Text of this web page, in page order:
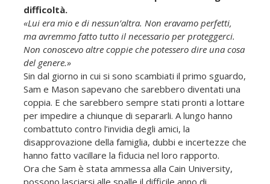
difficoltà.
«Lui era mio e di nessun’altra. Non eravamo perfetti,
ma avremmo fatto tutto il necessario per proteggerci.
Non conoscevo altre coppie che potessero dire una cosa
del genere.»
Sin dal giorno in cui si sono scambiati il primo sguardo,
Sam e Mason sapevano che sarebbero diventati una
coppia. E che sarebbero sempre stati pronti a lottare
per impedire a chiunque di separarli. A lungo hanno
combattuto contro l’invidia degli amici, la
disapprovazione della famiglia, dubbi e incertezze che
hanno fatto vacillare la fiducia nel loro rapporto.
Ora che Sam è stata ammessa alla Cain University,
possono lasciarsi alle spalle il difficile anno di